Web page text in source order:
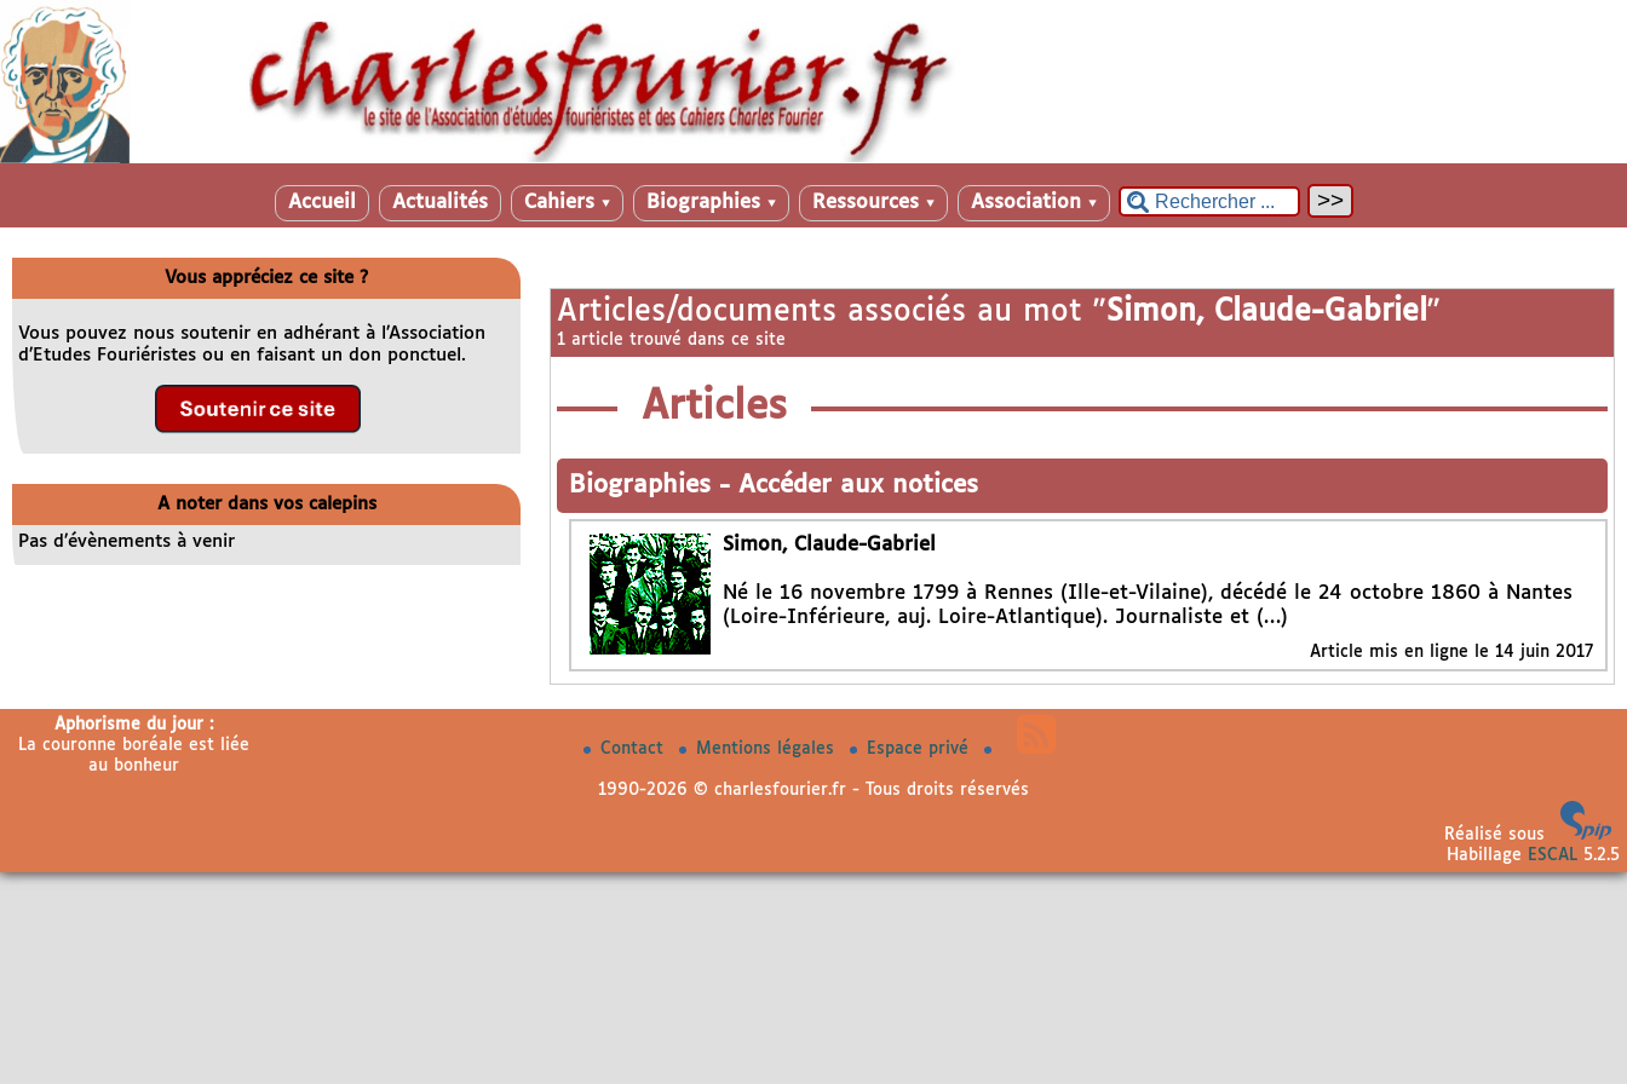
Accueil Actualités Cahiers ▼ Biographies ▼ Ressources ▼ Association ▼
Articles/documents associés au mot "Simon, Claude-Gabriel "
1 article trouvé dans ce site
Articles
Biographies - Accéder aux notices
Simon, Claude-Gabriel
Né le 16 novembre 1799 à Rennes (Ille-et-Vilaine), décédé le 24 octobre 1860 à Nantes
(Loire-Inférieure, auj. Loire-Atlantique). Journaliste et (…)
Article mis en ligne le 14 juin 2017
Vous appréciez ce site ?
Vous pouvez nous soutenir en adhérant à l’Association
d’Etudes Fouriéristes ou en faisant un don ponctuel.
A noter dans vos calepins
Pas d’évènements à venir
Aphorisme du jour :
La couronne boréale est liée
au bonheur
Contact Mentions légales Espace privé
1990-2026 © charlesfourier.fr - Tous droits réservés
Réalisé sous
Habillage
ESCAL5.2.5